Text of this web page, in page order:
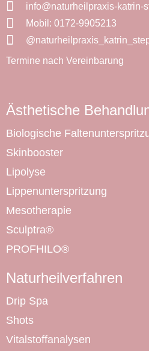
info@naturheilpraxis-katrin-
Mobil: 0172-9905213
Termine nach Vereinbarung
Ästhetische
Biologische
Skinbooster
Lipolyse
Lippenunterspritzung
Mesotherapie
Sculptra®
PROFHILO®
Naturheilverfahren
Drip Spa
Shots
Vitalstoffanalysen